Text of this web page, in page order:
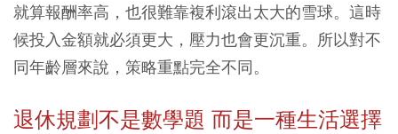
就算報酬率高，也很難靠複利滾出太大的雪球。這時
候投入金額就必須更大，壓力也會更沉重。所以對不
同年齡層來說，策略重點完全不同。
退休規劃不是數學題 而是一種生活選擇